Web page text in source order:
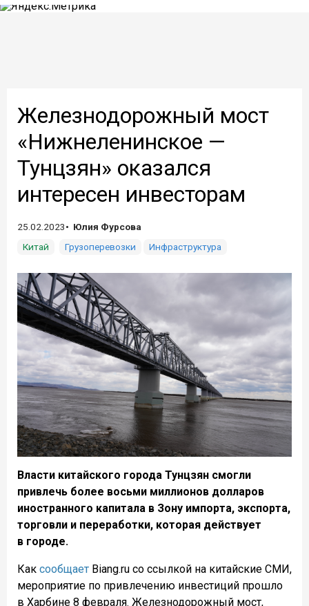
Железнодорожный мост
«Нижнеленинское —
Тунцзян» оказался
интересен инвесторам
25.02.2023
Юлия Фурсова
Китай
Грузоперевозки Инфраструктура
Власти китайского города Тунцзян смогли
привлечь более восьми миллионов долларов
иностранного капитала в Зону импорта, экспорта,
торговли и переработки, которая действует
в городе.
Как сообщает Biang.ru со ссылкой на китайские СМИ,
мероприятие по привлечению инвестиций прошло
в Харбине 8 февраля. Железнодорожный мост,